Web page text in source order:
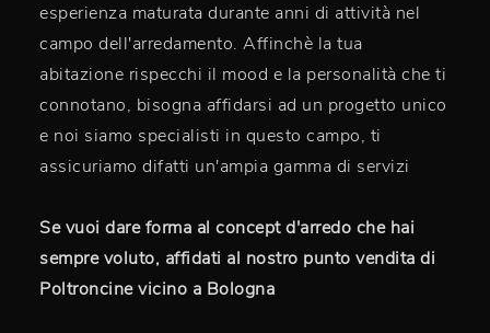
esperienza maturata durante anni di attività nel
campo dell'arredamento. Affinchè la tua
abitazione rispecchi il mood e la personalità che ti
connotano, bisogna affidarsi ad un progetto unico
e noi siamo specialisti in questo campo, ti
assicuriamo difatti un'ampia gamma di servizi
Se vuoi dare forma al concept d'arredo che hai
sempre voluto, affidati al nostro punto vendita di
Poltroncine vicino a Bologna